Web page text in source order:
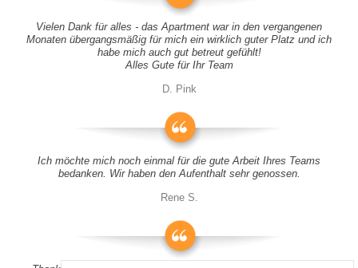
Vielen Dank für alles - das Apartment war in den vergangenen
Monaten übergangsmäßig für mich ein wirklich guter Platz und ich
habe mich auch gut betreut gefühlt!
Alles Gute für Ihr Team
D. Pink
Ich möchte mich noch einmal für die gute Arbeit Ihres Teams
bedanken. Wir haben den Aufenthalt sehr genossen.
Rene S.